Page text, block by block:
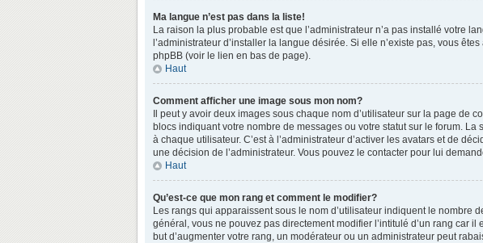
Ma langue n’est pas dans la liste!
La raison la plus probable est que l’administrateur n’a pas installé votre
l’administrateur d’installer la langue désirée. Si elle n’existe pas, vous
phpBB (voir le lien en bas de page).
Haut
Comment afficher une image sous mon nom?
Il peut y avoir deux images sous chaque nom d’utilisateur sur la page
blocs indiquant votre nombre de messages ou votre statut sur le forum.
à chaque utilisateur. C’est à l’administrateur d’activer les avatars et de
une décision de l’administrateur. Vous pouvez le contacter pour lui
Haut
Qu’est-ce que mon rang et comment le modifier?
Les rangs qui apparaissent sous le nom d’utilisateur indiquent le nombre
général, vous ne pouvez pas directement modifier l’intitulé d’un rang car
but d’augmenter votre rang, un modérateur ou un administrateur peut